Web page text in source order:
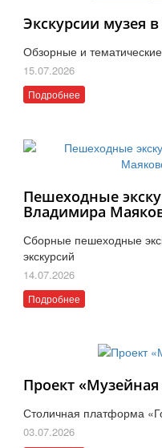
Экскурсии музея в
Обзорные и
15.07.2026
Подробнее
Пешеходные
Владимира
Сборные пешеходные
экскурсий
14.07.2026
Подробнее
Проект «Музейная
Столичная платформа
03.07.2026